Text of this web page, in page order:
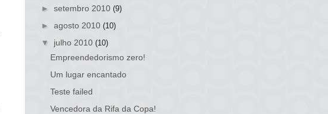
► setembro 2010 (9)
► agosto 2010 (10)
▼ julho 2010 (10)
Empreendedorismo zero!
Um lugar encantado
Teste failed
Vencedora da Rifa da Copa!